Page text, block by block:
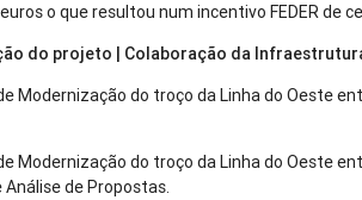
o que resultou num incentivo FEDER de
do projeto | Colaboração da
Modernização do troço da Linha do Oeste
Modernização do troço da Linha do Oeste
de Propostas.